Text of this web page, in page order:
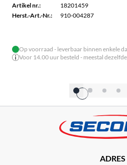
Artikel nr.:
18201459
Herst.-Art.-Nr.:
910-004287
Op voorraad - leverbaar binnen enkele
Voor 14.00 uur besteld - meestal
ADRES